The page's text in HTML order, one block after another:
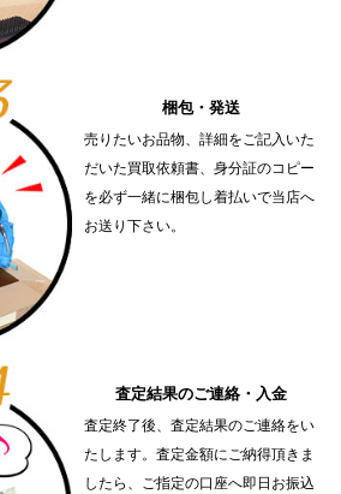
梱包・発送
売りたいお品物、詳細をご記入いた
だいた買取依頼書、身分証のコピー
を必ず一緒に梱包し着払いで当店へ
お送り下さい。
査定結果のご連絡・入金
査定終了後、査定結果のご連絡をい
たします。査定金額にご納得頂きま
したら、ご指定の口座へ即日お振込